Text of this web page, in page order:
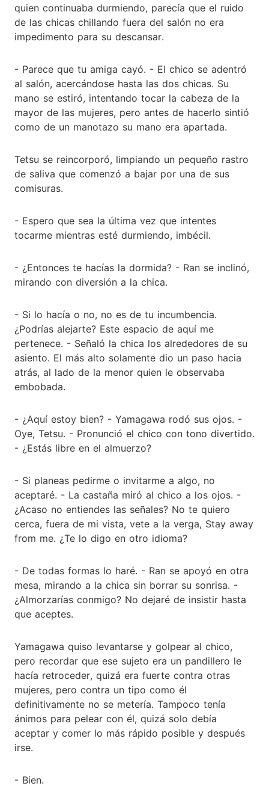
quien continuaba durmiendo, parecía que el ruido
de las chicas chillando fuera del salón no era
impedimento para su descansar.
- Parece que tu amiga cayó. - El chico se adentró
al salón, acercándose hasta las dos chicas. Su
mano se estiró, intentando tocar la cabeza de la
mayor de las mujeres, pero antes de hacerlo sintió
como de un manotazo su mano era apartada.
Tetsu se reincorporó, limpiando un pequeño rastro
de saliva que comenzó a bajar por una de sus
comisuras.
- Espero que sea la última vez que intentes
tocarme mientras esté durmiendo, imbécil.
- ¿Entonces te hacías la dormida? - Ran se inclinó,
mirando con diversión a la chica.
- Si lo hacía o no, no es de tu incumbencia.
¿Podrías alejarte? Este espacio de aquí me
pertenece. - Señaló la chica los alrededores de su
asiento. El más alto solamente dio un paso hacia
atrás, al lado de la menor quien le observaba
embobada.
- ¿Aquí estoy bien? - Yamagawa rodó sus ojos. -
Oye, Tetsu. - Pronunció el chico con tono divertido.
- ¿Estás libre en el almuerzo?
- Si planeas pedirme o invitarme a algo, no
aceptaré. - La castaña miró al chico a los ojos. -
¿Acaso no entiendes las señales? No te quiero
cerca, fuera de mi vista, vete a la verga, Stay away
from me. ¿Te lo digo en otro idioma?
- De todas formas lo haré. - Ran se apoyó en otra
mesa, mirando a la chica sin borrar su sonrisa. -
¿Almorzarías conmigo? No dejaré de insistir hasta
que aceptes.
Yamagawa quiso levantarse y golpear al chico,
pero recordar que ese sujeto era un pandillero le
hacía retroceder, quizá era fuerte contra otras
mujeres, pero contra un tipo como él
definitivamente no se metería. Tampoco tenía
ánimos para pelear con él, quizá solo debía
aceptar y comer lo más rápido posible y después
irse.
- Bien.